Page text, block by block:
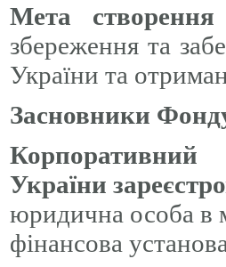
Мета
збереження та
України та
Засновники
України
юридична особа в
фінансова